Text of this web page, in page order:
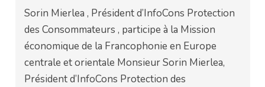
Sorin Mierlea , Président d’InfoCons Protection
des Consommateurs , participe à la Mission
économique de la Francophonie en Europe
centrale et orientale Monsieur Sorin Mierlea,
Président d’InfoCons Protection des